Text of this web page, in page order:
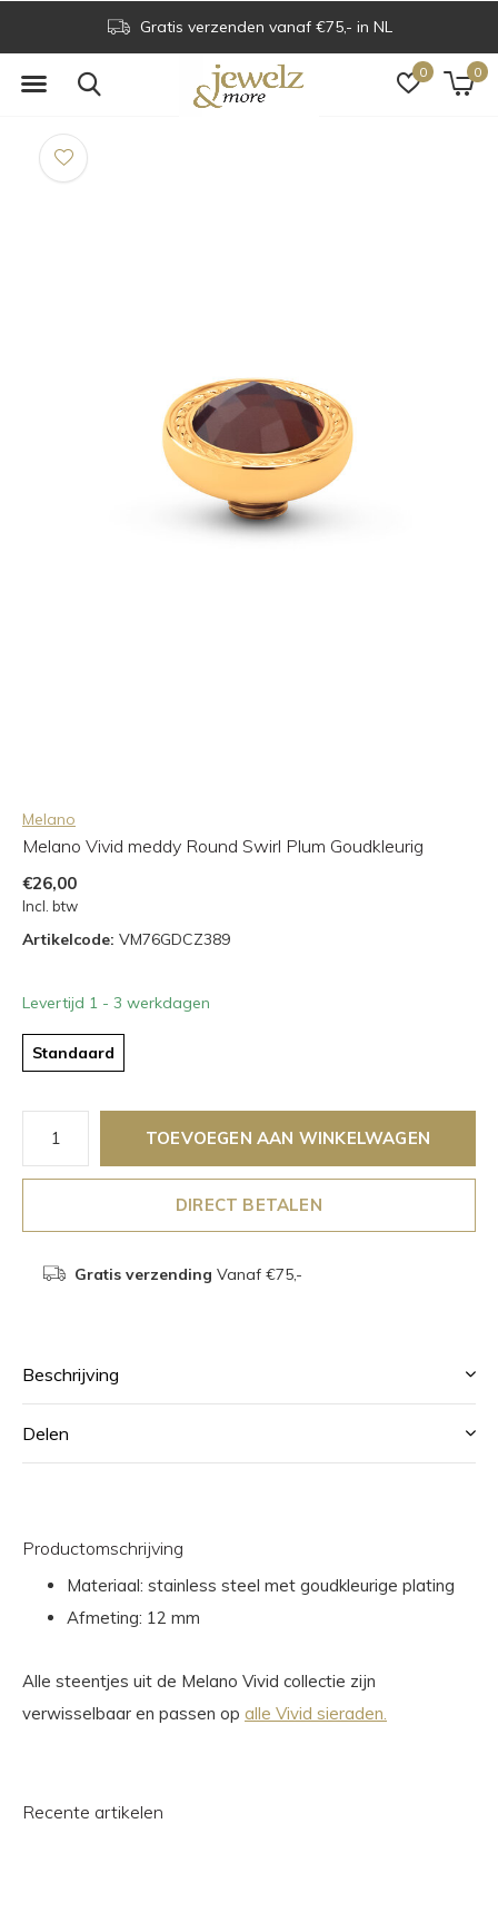
0 0
Gratis verzenden vanaf €75,- in NL
Melano
Melano Vivid meddy Round Swirl Plum Goudkleurig
€26,00
Incl. btw
Artikelcode: VM76GDCZ389
Levertijd 1 - 3 werkdagen
Standaard
TOEVOEGEN AAN WINKELWAGEN
DIRECT BETALEN
Gratis verzending Vanaf €75,-
Beschrijving
Delen
Productomschrijving
Materiaal: stainless steel met goudkleurige plating
Afmeting: 12 mm
Alle steentjes uit de Melano Vivid collectie zijn
verwisselbaar en passen op alle Vivid sieraden.
Recente artikelen